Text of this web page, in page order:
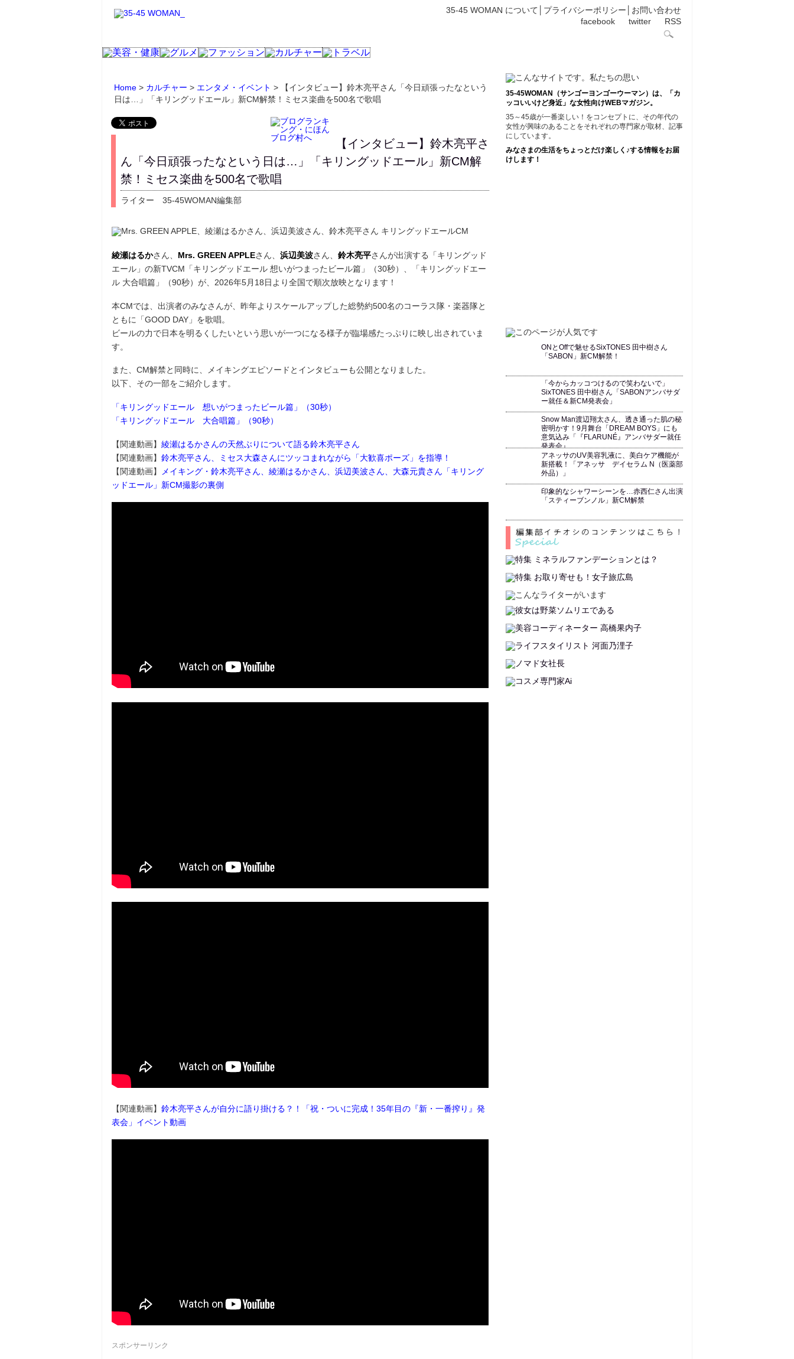
35-45 WOMAN について プライバシーポリシー
お問い合わせ
facebook
twitter RSS
Home > カルチャー > エンタメ・イベント > 【インタビュー】鈴木亮平さん「今日頑張ったなという
日は…」「キリングッドエール」新CM解禁！ミセス楽曲を500名で歌唱
【インタビュー】鈴木亮平さ
ん「今日頑張ったなという日は…」「キリングッドエール」新CM解
禁！ミセス楽曲を500名で歌唱
ライター 35-45WOMAN編集部
綾瀬はるかさん、 Mrs. GREEN APPLEさん、 浜辺美波さん、 鈴木亮平さんが出演する「キリングッド
エール」の新TVCM「キリングッドエール 想いがつまったビール篇」（30秒）、「キリングッドエー
ル 大合唱篇」（90秒）が、2026年5月18日より全国で順次放映となります！
本CMでは、出演者のみなさんが、昨年よりスケールアップした総勢約500名のコーラス隊・楽器隊と
ともに「GOOD DAY」を歌唱。
ビールの力で日本を明るくしたいという思いが一つになる様子が臨場感たっぷりに映し出されていま
す。
また、CM解禁と同時に、メイキングエピソードとインタビューも公開となりました。
以下、その一部をご紹介します。
「キリングッドエール 想いがつまったビール篇」（30秒）
「キリングッドエール 大合唱篇」（90秒）
【関連動画】 綾瀬はるかさんの天然ぶりについて語る鈴木亮平さん
【関連動画】 鈴木亮平さん、ミセス大森さんにツッコまれながら「大歓喜ポーズ」を指導！
【関連動画】
メイキング・鈴木亮平さん、綾瀬はるかさん、浜辺美波さん、大森元貴さん「キリング
ッドエール」新CM撮影の裏側
【関連動画】 鈴木亮平さんが自分に語り掛ける？！「祝・ついに完成！35年目の『新・一番搾り』発
表会」イベント動画
スポンサーリンク
35-45WOMAN（サンゴーヨンゴーウーマン）は、「カ
ッコいいけど身近」な女性向けWEBマガジン。
35～45歳が一番楽しい！をコンセプトに、その年代の
女性が興味のあることをそれぞれの専門家が取材、記事
にしています。
みなさまの生活をちょっとだけ楽しく♪する情報をお届
けします！
ONとOffで魅せるSixTONES 田中樹さん
「SABON」新CM解禁！
「今からカッコつけるので笑わないで」
SixTONES 田中樹さん「SABONアンバサダ
ー就任＆新CM発表会」
Snow Man渡辺翔太さん、透き通った肌の秘
密明かす！9月舞台「DREAM BOYS」にも
意気込み「『FLARUNÉ』アンバサダー就任
発表会』
アネッサのUV美容乳液に、美白ケア機能が
新搭載！「アネッサ デイセラム N（医薬部
外品）」
印象的なシャワーシーンを…赤西仁さん出演
「スティーブンノル」新CM解禁